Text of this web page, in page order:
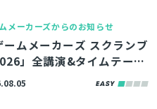
Dev Days 26’」、先
名まで参加者募集中
メーカーズからのお知らせ
ームメーカーズ スクランブ
」全講演&タイムテーブ
発表！『プラグマタ』の開